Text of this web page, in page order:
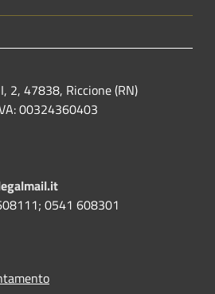
2, 47838, Riccione (RN)
00324360403
0541 608301